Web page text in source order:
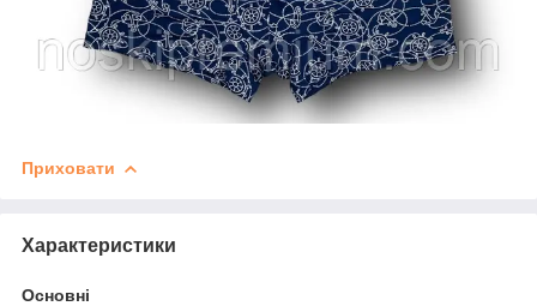
Приховати
Характеристики
Основні